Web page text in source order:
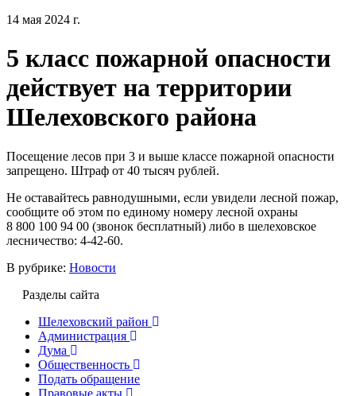
14 мая 2024 г.
5 класс пожарной опасности
действует на территории
Шелеховского района
Посещение лесов при 3 и выше классе пожарной опасности
запрещено. Штраф от 40 тысяч рублей.
Не оставайтесь равнодушными, если увидели лесной пожар,
сообщите об этом по единому номеру лесной охраны
8 800 100 94 00 (звонок бесплатный) либо в шелеховское
лесничество: 4-42-60.
В рубрике: Новости
Разделы сайта
Шелеховский район
Администрация
Дума
Общественность
Подать обращение
Правовые акты